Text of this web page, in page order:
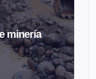
minería